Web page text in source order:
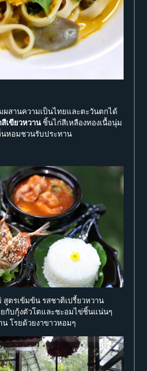
สานความเป็นไทยและตะวันตกได้
เขียวหวานชิ้นไก่สีเหลืองทองเนื้อนุ่ม
หอมชวนรับประทาน
สูตรเข้มข้น รสชาติเปรี้ยวหวาน
กับกุ้งตัวโตและชะอมไข่ชิ้นแน่นๆ
โรยด้วยงาขาวหอมๆ